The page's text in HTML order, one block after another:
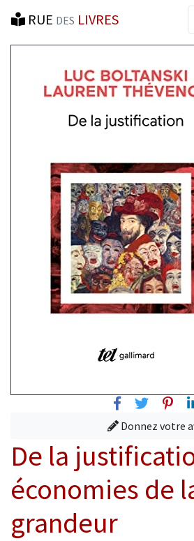
RUE DES LIVRES
FacebookTwitter
Donnez votre
De la
économies de
grandeur